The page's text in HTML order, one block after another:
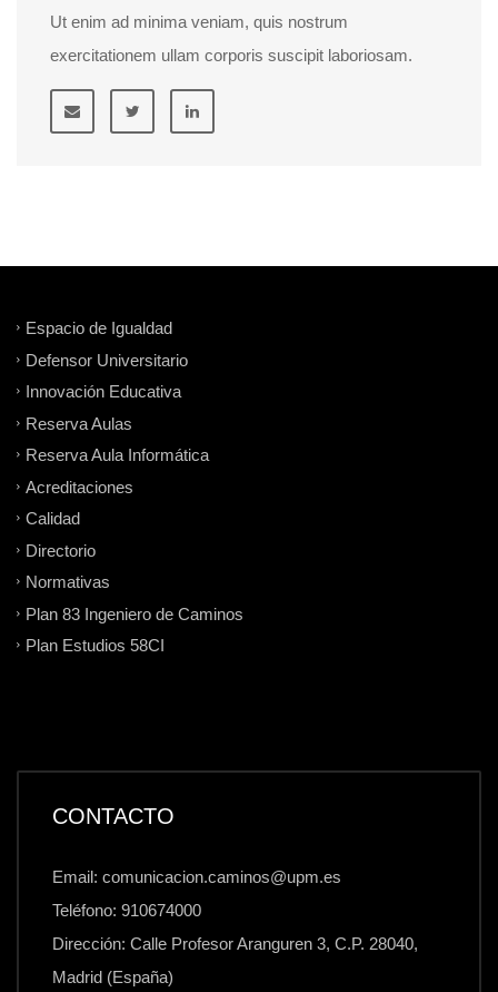
Ut enim ad minima veniam, quis nostrum
exercitationem ullam corporis suscipit laboriosam.
Espacio de Igualdad
Defensor Universitario
Innovación Educativa
Reserva Aulas
Reserva Aula Informática
Acreditaciones
Calidad
Directorio
Normativas
Plan 83 Ingeniero de Caminos
Plan Estudios 58CI
CONTACTO
Email: comunicacion.caminos@upm.es
Teléfono: 910674000
Dirección: Calle Profesor Aranguren 3, C.P. 28040,
Madrid (España)